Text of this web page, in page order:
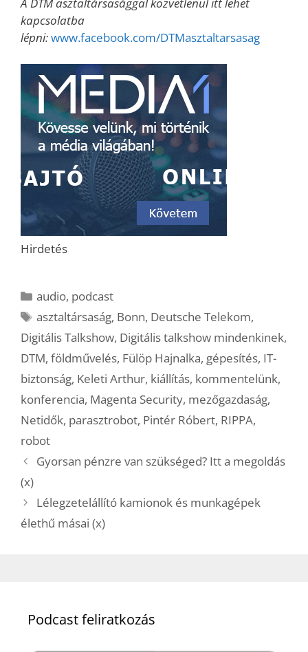
A DTM asztaltársasággal közvetlenül itt lehet
kapcsolatba
lépni:www.facebook.com/DTMasztaltarsasag
Hirdetés
Kategória
audio, podcast
Címkék
asztaltársaság, Bonn, Deutsche Telekom,
Digitális Talkshow, Digitális talkshow mindenkinek,
DTM, földművelés, Fülöp Hajnalka, gépesítés, IT-
biztonság, Keleti Arthur, kiállítás, kommentelünk,
konferencia, Magenta Security, mezőgazdaság,
Netidők, parasztrobot, Pintér Róbert, RIPPA,
robot
Gyorsan pénzre van szükséged? Itt a megoldás
(x)
Lélegzetelállító kamionok és munkagépek
élethű másai (x)
Podcast feliratkozás